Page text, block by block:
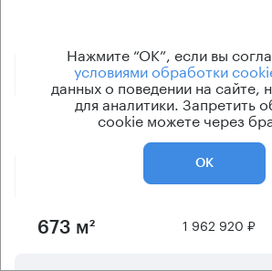
116 м² 501 810 ₽
596 400 ₽
1 052 920 ₽
673 м² 1 962 920 ₽
Нажмите “ОК”, если вы
условиями обработки
данных о поведении на сайте,
для аналитики. Запретить
cookie можете через
ОК